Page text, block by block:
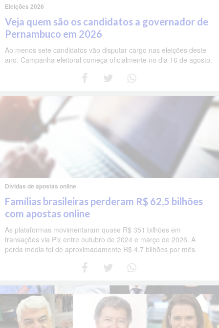
Eleições 2026
Veja quem são os candidatos a governador de
Pernambuco em 2026
Ao menos sete candidatos vão disputar cargo nas eleições deste
ano. Campanha eleitoral começa oficialmente no dia 16 de agosto.
Dívidas de apostas online
Famílias brasileiras perderam R$ 62,5 bilhões
com apostas online
As plataformas movimentaram quase R$ 351 bilhões em
transações via Pix entre outubro de 2024 e março de 2026. A
perda média foi de aproximadamente R$ 4,7 bilhões por mês.